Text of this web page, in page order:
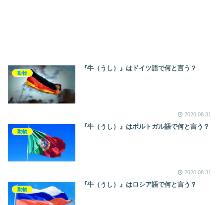
動物
『牛（うし）』はドイツ語で何と言う？
2020.08.31
動物
『牛（うし）』はポルトガル語で何と言う？
2020.08.31
動物
『牛（うし）』はロシア語で何と言う？